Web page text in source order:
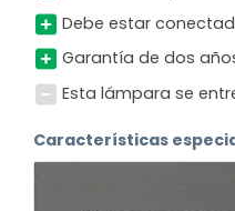
Debe estar
Garantía de dos
Esta lámpara se
Características